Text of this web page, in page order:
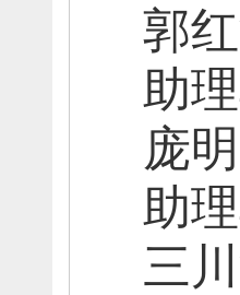
郭
助
庞
助
三